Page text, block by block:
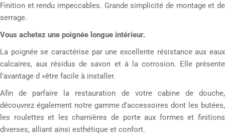
Finition et rendu impeccables. Grande simplicité de montage et de
serrage.
Vous achetez une poignée longue intérieur.
La poignée se caractérise par une excellente résistance aux eaux
calcaires, aux résidus de savon et à la corrosion. Elle présente
l’avantage d »être facile à installer.
Afin de parfaire la restauration de votre cabine de douche,
découvrez également notre gamme d’accessoires dont les butées,
les roulettes et les charnières de porte aux formes et finitions
diverses, alliant ainsi esthétique et confort.